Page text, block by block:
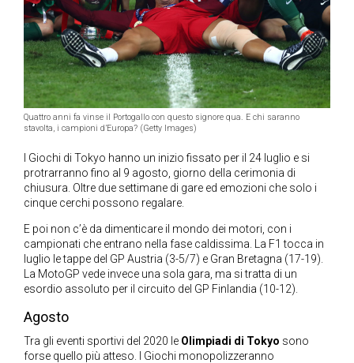
Quattro anni fa vinse il Portogallo con questo signore qua. E chi saranno
stavolta, i campioni d’Europa? (Getty Images)
I Giochi di Tokyo hanno un inizio fissato per il 24 luglio e si
protrarranno fino al 9 agosto, giorno della cerimonia di
chiusura. Oltre due settimane di gare ed emozioni che solo i
cinque cerchi possono regalare.
E poi non c’è da dimenticare il mondo dei motori, con i
campionati che entrano nella fase caldissima. La F1 tocca in
luglio le tappe del GP Austria (3-5/7) e Gran Bretagna (17-19).
La MotoGP vede invece una sola gara, ma si tratta di un
esordio assoluto per il circuito del GP Finlandia (10-12).
Agosto
Tra gli eventi sportivi del 2020 le Olimpiadi di Tokyo sono
forse quello più atteso. I Giochi monopolizzeranno